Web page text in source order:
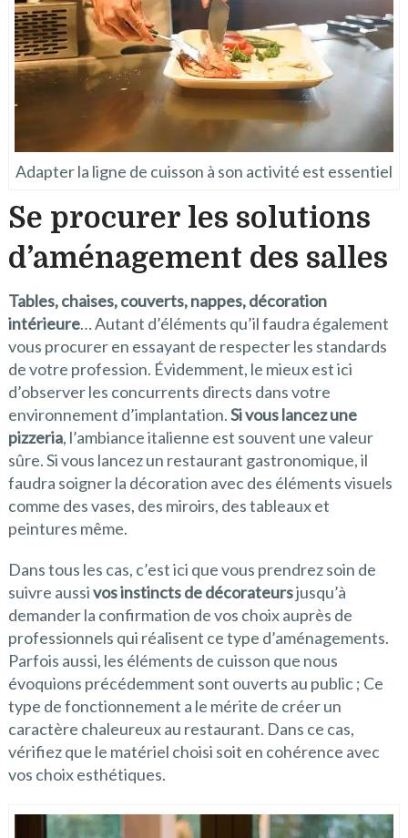
Adapter la ligne de cuisson à son activité est essentiel
Se procurer les solutions
d’aménagement des salles
Tables, chaises, couverts, nappes, décoration
intérieure… Autant d’éléments qu’il faudra également
vous procurer en essayant de respecter les standards
de votre profession. Évidemment, le mieux est ici
d’observer les concurrents directs dans votre
environnement d’implantation.Si vous lancez une
pizzeria, l’ambiance italienne est souvent une valeur
sûre. Si vous lancez un restaurant gastronomique, il
faudra soigner la décoration avec des éléments visuels
comme des vases, des miroirs, des tableaux et
peintures même.
Dans tous les cas, c’est ici que vous prendrez soin de
suivre aussivos instincts de décorateursjusqu’à
demander la confirmation de vos choix auprès de
professionnels qui réalisent ce type d’aménagements.
Parfois aussi, les éléments de cuisson que nous
évoquions précédemment sont ouverts au public ; Ce
type de fonctionnement a le mérite de créer un
caractère chaleureux au restaurant. Dans ce cas,
vérifiez que le matériel choisi soit en cohérence avec
vos choix esthétiques.